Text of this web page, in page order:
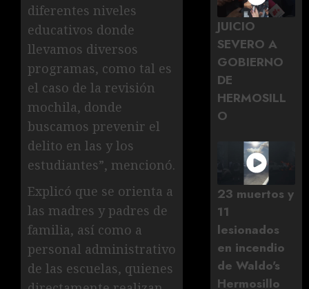
diferentes niveles
educativos donde
llevamos diversos
programas, como tal es
el caso de la revisión
mochila, donde
buscamos prevenir el
delito en las y los
estudiantes”, mencionó.
Explicó que se orienta a
las madres y padres de
familia, así como a
personal administrativo
de las escuelas, quienes
JUICIO
SEVERO A
GOBIERNO
DE
HERMOSILL
O
23 muertos y
11
lesionados
en incendio
de Waldo's
Hermosillo